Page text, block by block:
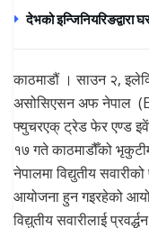
देभको
काठमाडौं । साउन २,
असोसिएसन अफ नेपाल
फ्युचरएक् ट्रेड फेर एण्ड
१७ गते काठमाडौँको
नेपालमा विद्युतीय
आयोजना हुन गइरहेको
विद्युतीय सवारीलाई